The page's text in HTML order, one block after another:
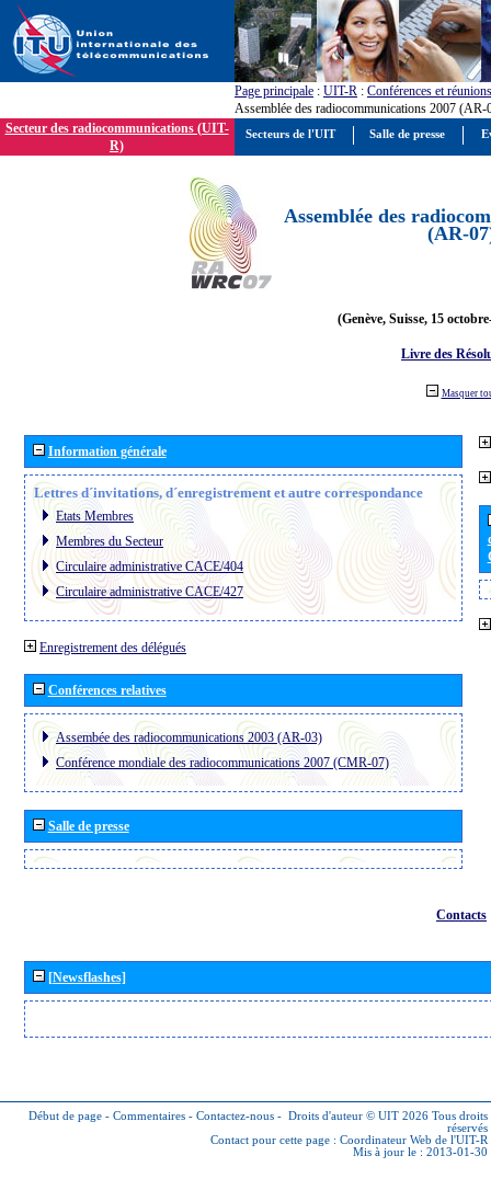
Page principale : UIT-R : Conférences et réunions
Assemblée des radiocommunications 2007 (AR-
Secteur des radiocommunications (UIT-
R)
Assemblée des
(AR-
(Genève, Suisse, 15
Livre des
Masquer
Information générale
Lettres d´invitations, d´enregistrement et autre correspondance
Etats Membres
Membres du Secteur
Circulaire administrative CACE/404
Circulaire administrative CACE/427
Enregistrement des délégués
Conférences relatives
Assembée des radiocommunications 2003 (AR-03)
Conférence mondiale des radiocommunications 2007 (CMR-07)
Salle de presse
Contacts
[Newsflashes]
Début de page - Commentaires - Contactez-nous - Droits d'auteur © UIT 2026 Tous droits
réservés
Contact pour cette page : Coordinateur Web de l'UIT-R
Mis à jour le : 2013-01-30
Secteurs de l'UIT Salle de presse